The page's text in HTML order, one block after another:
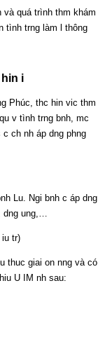
và quá trình thm khám
tình trng làm l thông
i
Phúc, thc hin vic thm
v tình trng bnh, mc
ch nh áp dng phng
Lu. Ngi bnh c áp dng
dng ung,…
tr)
thuc giai on nng và có
U IM nh sau: